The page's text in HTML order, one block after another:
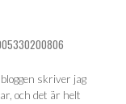
skriver jag
och det är helt